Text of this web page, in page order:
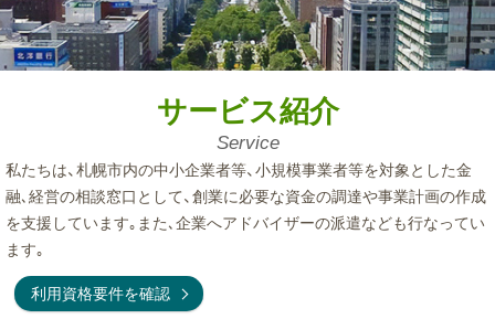
サービス紹介
Service
私たちは、札幌市内の中小企業者等、小規模事業者等を対象とした金
融､経営の相談窓口として、創業に必要な資金の調達や事業計画の作成
を支援しています｡また､企業へアドバイザーの派遣なども行なってい
ます｡
利用資格要件を確認